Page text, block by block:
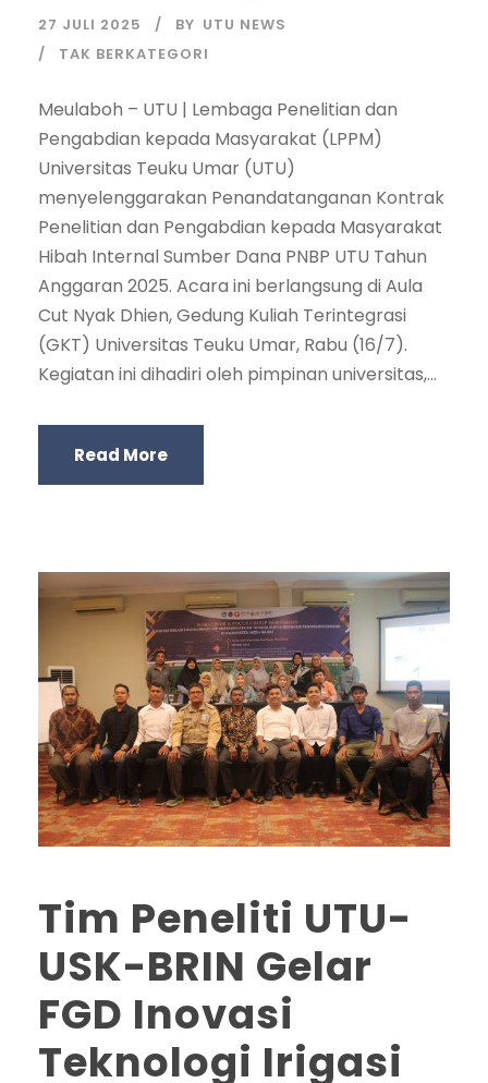
27 JULI 2025 BY UTU NEWS
TAK BERKATEGORI
Meulaboh – UTU | Lembaga Penelitian dan
Pengabdian kepada Masyarakat (LPPM)
Universitas Teuku Umar (UTU)
menyelenggarakan Penandatanganan Kontrak
Penelitian dan Pengabdian kepada Masyarakat
Hibah Internal Sumber Dana PNBP UTU Tahun
Anggaran 2025. Acara ini berlangsung di Aula
Cut Nyak Dhien, Gedung Kuliah Terintegrasi
(GKT) Universitas Teuku Umar, Rabu (16/7).
Kegiatan ini dihadiri oleh pimpinan universitas,...
Read More
Tim Peneliti UTU-
USK-BRIN Gelar
FGD Inovasi
Teknologi Irigasi